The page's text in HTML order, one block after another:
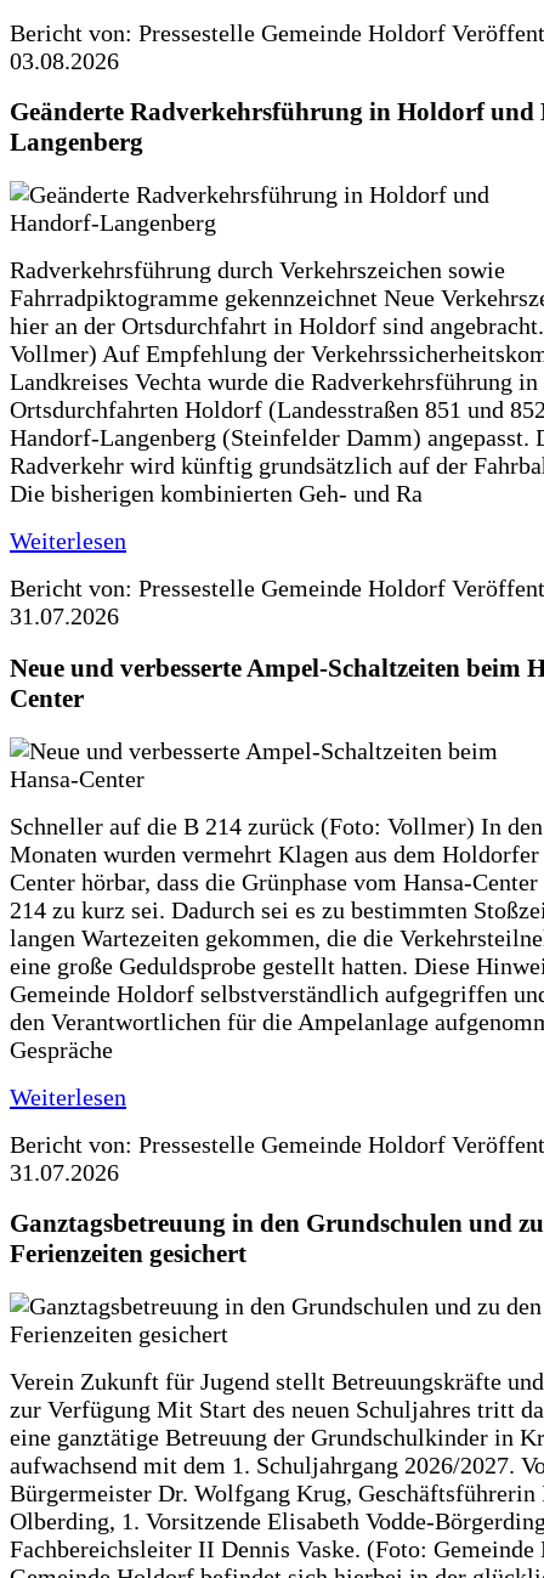
Bericht von: Pressestelle Gemeinde Holdorf
03.08.2026
Geänderte Radverkehrsführung in Holdorf
Langenberg
Radverkehrsführung durch Verkehrszeichen sowie
Fahrradpiktogramme gekennzeichnet Neue
hier an der Ortsdurchfahrt in Holdorf sind
Vollmer) Auf Empfehlung der
Landkreises Vechta wurde die Radverkehrsführung in
Ortsdurchfahrten Holdorf (Landesstraßen 851 und
Handorf-Langenberg (Steinfelder Damm) angepasst.
Radverkehr wird künftig grundsätzlich auf der
Die bisherigen kombinierten Geh- und Ra
Weiterlesen
Bericht von: Pressestelle Gemeinde Holdorf
31.07.2026
Neue und verbesserte Ampel-Schaltzeiten beim
Center
Schneller auf die B 214 zurück (Foto: Vollmer) In
Monaten wurden vermehrt Klagen aus dem Holdorfer
Center hörbar, dass die Grünphase vom Hansa-
214 zu kurz sei. Dadurch sei es zu bestimmten
langen Wartezeiten gekommen, die die
eine große Geduldsprobe gestellt hatten. Diese
Gemeinde Holdorf selbstverständlich aufgegriffen
den Verantwortlichen für die Ampelanlage
Gespräche
Weiterlesen
Bericht von: Pressestelle Gemeinde Holdorf
31.07.2026
Ganztagsbetreuung in den Grundschulen und
Ferienzeiten gesichert
Verein Zukunft für Jugend stellt Betreuungskräfte
zur Verfügung Mit Start des neuen Schuljahres tritt
eine ganztätige Betreuung der Grundschulkinder in
aufwachsend mit dem 1. Schuljahrgang 2026/2027.
Bürgermeister Dr. Wolfgang Krug, Geschäftsführerin
Olberding, 1. Vorsitzende Elisabeth Vodde-
Fachbereichsleiter II Dennis Vaske. (Foto: